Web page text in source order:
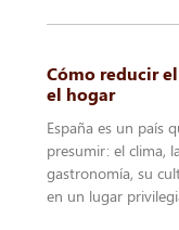
Cómo reducir
el hogar
España es un país
presumir: el clima,
gastronomía, su
en un lugar